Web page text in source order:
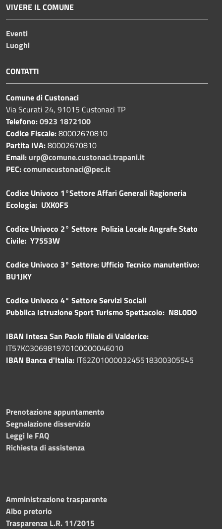
VIVERE IL COMUNE
Eventi
Luoghi
CONTATTI
Comune di Custonaci
Via Scurati 24, 91015 Custonaci TP
Telefono:0923 1872100
Codice Fiscale:80002670810
Partita IVA:80002670810
Email: urp@comune.custonaci.trapani.it
PEC:comunecustonaci@pec.it
Codice Univoco 1°Settore Affari Generali Ragioneria
Ecologia: UXK0F5
Codice Univoco 2° Settore Polizia Locale Angrafe Stato
Civile: Y7553W
Codice Univoco 3° Settore: Ufficio Tecnico manutentivo:
BU1JKY
Codice Univoco 4° Settore Servizi Sociali
Pubblica Istruzione Sport Turismo Spettacolo: N8L0DO
IBAN Intesa San Paolo filiale di Valderice:
IT57K0306981970100000046010
IBAN Banca d'Italia: IT62Z0100003245518300305545
Prenotazione appuntamento
Segnalazione disservizio
Leggi le FAQ
Richiesta di assistenza
Amministrazione trasparente
Albo pretorio
Trasparenza L.R. 11/2015